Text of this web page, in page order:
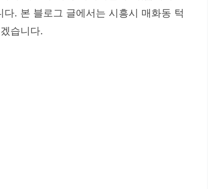
. 본 블로그 글에서는 시흥시 매화동 턱
습니다.